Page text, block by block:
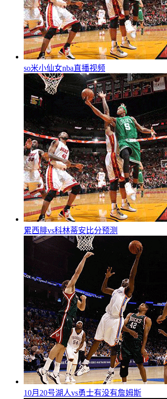
so米小仙女nba直播视频
累西腓vs科林蒂安比分预测
10月20号湖人vs勇士有没有詹姆斯